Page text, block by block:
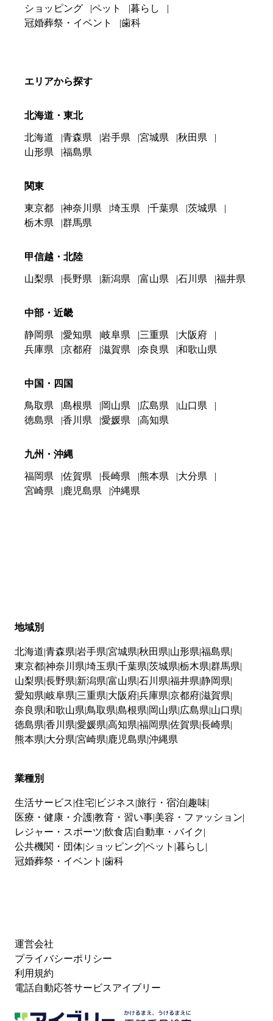
ショッピング
ペット
暮らし
冠婚葬祭・イベント
歯科
エリアから探す
北海道・東北
北海道 青森県 岩手県 宮城県
秋田県
山形県
福島県
関東
東京都 神奈川県 埼玉県 千葉県
茨城県
栃木県
群馬県
甲信越・北陸
山梨県 長野県 新潟県 富山県 石川県 福井県
中部・近畿
静岡県 愛知県 岐阜県 三重県
大阪府
兵庫県
京都府 滋賀県 奈良県 和歌山県
中国・四国
鳥取県 島根県 岡山県 広島県
山口県
徳島県
香川県 愛媛県 高知県
九州・沖縄
福岡県 佐賀県 長崎県 熊本県
大分県
宮崎県
鹿児島県 沖縄県
地域別
北海道 青森県 岩手県 宮城県 秋田県 山形県 福島県
東京都神奈川県 埼玉県 千葉県 茨城県 栃木県 群馬県
山梨県 長野県 新潟県 富山県 石川県 福井県 静岡県
愛知県 岐阜県 三重県 大阪府兵庫県 京都府滋賀県
奈良県 和歌山県 鳥取県 島根県 岡山県 広島県 山口県
徳島県 香川県 愛媛県 高知県 福岡県 佐賀県 長崎県
熊本県 大分県 宮崎県 鹿児島県 沖縄県
業種別
生活サービス 住宅 ビジネス 旅行・宿泊 趣味
医療・健康・介護教育・習い事 美容・ファッション
レジャー・スポーツ 飲食店 自動車・バイク
公共機関・団体 ショッピングペット 暮らし
冠婚葬祭・イベント 歯科
運営会社
プライバシーポリシー
利用規約
電話自動応答サービスアイブリー